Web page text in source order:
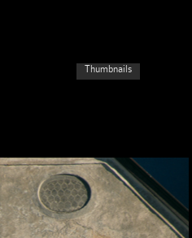
Thumbnails